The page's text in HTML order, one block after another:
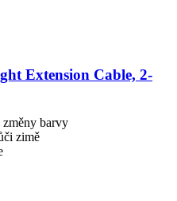
Extension Cable, 2-​
barvy
zimě